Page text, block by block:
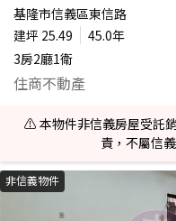
基隆市信義區東信路
建坪 25.49
45.0年
3房2廳1衛
住商不動產
⚠️ 本物件非信義房屋受託
責，不屬信
非信義物件